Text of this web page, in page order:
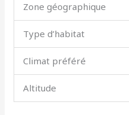
Zone géographique
Type d’habitat
Climat préféré
Altitude